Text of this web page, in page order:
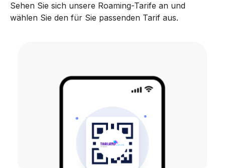
Sehen Sie sich unsere Roaming-Tarife an und
wählen Sie den für Sie passenden Tarif aus.